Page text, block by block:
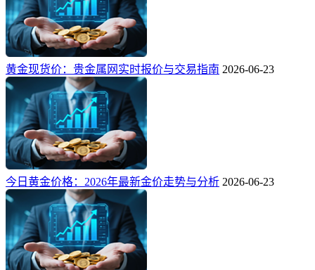
黄金现货价：贵金属网实时报价与交易指南 2026-06-23
今日黄金价格：2026年最新金价走势与分析 2026-06-23